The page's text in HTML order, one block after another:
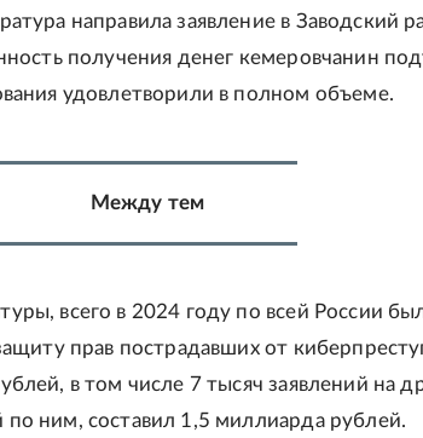
направила заявление в Заводский
получения денег кемеровчанин
удовлетворили в полном объеме.
Между тем
всего в 2024 году по всей России
прав пострадавших от
в том числе 7 тысяч заявлений на
ним, составил 1,5 миллиарда рублей.